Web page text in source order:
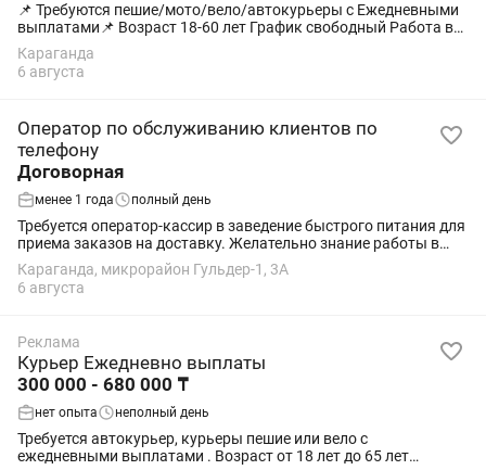
📌 Требуются пешие/мото/вело/автокурьеры с Ежедневными
выплатами📌 Возраст 18-60 лет График свободный Работа в
удобном районе Гражданство РК Оплата больше, чем в Яндекс
Караганда
6 августа
Оператор по обслуживанию клиентов по
телефону
Договорная
менее 1 года полный день
Требуется оператор-кассир в заведение быстрого питания для
приема заказов на доставку. Желательно знание работы в
программе Айко. Проводим стажировку (не оплачивается).
Заработная плата два раза в...
Караганда, микрорайон Гульдер-1, 3А
6 августа
Реклама
Курьер Ежедневно выплаты
300 000 - 680 000 ₸
нет опыта неполный день
Требуется автокурьер, курьеры пешие или вело с
ежедневными выплатами . Возраст от 18 лет до 65 лет